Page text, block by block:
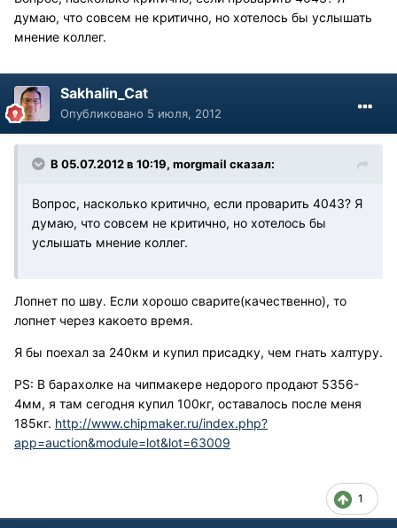
думаю, что совсем не критично, но хотелось бы услышать
мнение коллег.
Sakhalin_Cat
Опубликовано 5 июля, 2012
В 05.07.2012 в 10:19, morgmail сказал:
Вопрос, насколько критично, если проварить 4043? Я
думаю, что совсем не критично, но хотелось бы
услышать мнение коллег.
Лопнет по шву. Если хорошо сварите(качественно), то
лопнет через какоето время.
Я бы поехал за 240км и купил присадку, чем гнать халтуру.
PS: В барахолке на чипмакере недорого продают 5356-
4мм, я там сегодня купил 100кг, оставалось после меня
185кг. http://www.chipmaker.ru/index.php?
app=auction&module=lot&lot=63009
1